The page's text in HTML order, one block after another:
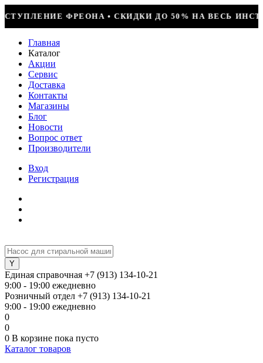
50% НА ВЕСЬ ИНСТРУМЕНТ • КОМПРЕССОР
Главная
Каталог
Акции
Сервис
Доставка
Контакты
Магазины
Блог
Новости
Вопрос ответ
Производители
Вход
Регистрация
Единая справочная +7 (913) 134-10-21
9:00 - 19:00 ежедневно
Розничный отдел +7 (913) 134-10-21
9:00 - 19:00 ежедневно
0
0
0 В корзине пока пусто
Каталог товаров